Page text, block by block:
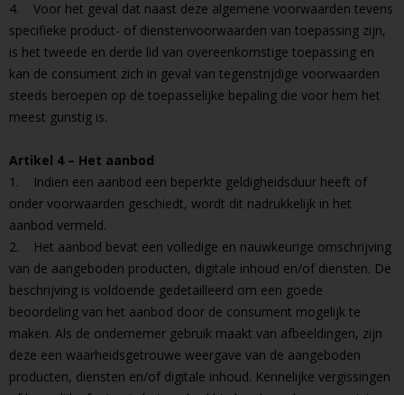
4. Voor het geval dat naast deze algemene voorwaarden tevens
specifieke product- of dienstenvoorwaarden van toepassing zijn,
is het tweede en derde lid van overeenkomstige toepassing en
kan de consument zich in geval van tegenstrijdige voorwaarden
steeds beroepen op de toepasselijke bepaling die voor hem het
meest gunstig is.
Artikel 4 – Het aanbod
1. Indien een aanbod een beperkte geldigheidsduur heeft of
onder voorwaarden geschiedt, wordt dit nadrukkelijk in het
aanbod vermeld.
2. Het aanbod bevat een volledige en nauwkeurige omschrijving
van de aangeboden producten, digitale inhoud en/of diensten. De
beschrijving is voldoende gedetailleerd om een goede
beoordeling van het aanbod door de consument mogelijk te
maken. Als de ondernemer gebruik maakt van afbeeldingen, zijn
deze een waarheidsgetrouwe weergave van de aangeboden
producten, diensten en/of digitale inhoud. Kennelijke vergissingen